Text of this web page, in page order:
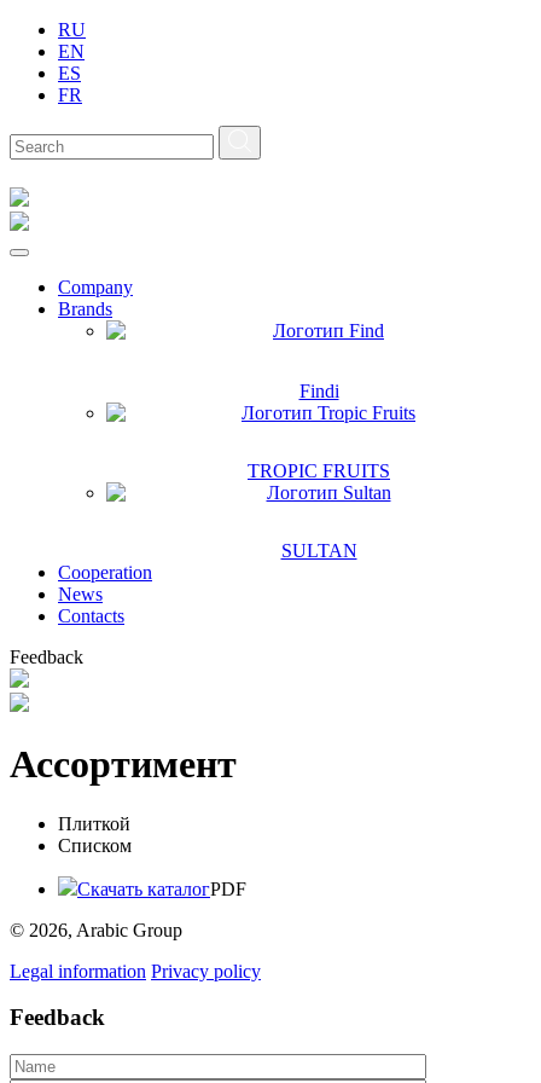
RU
EN
ES
FR
Company
Brands
Findi
TROPIC FRUITS
SULTAN
Сooperation
News
Contacts
Feedback
Ассортимент
Плиткой
Списком
Скачать каталогPDF
© 2026, Arabic Group
Legal information Privacy policy
Feedback